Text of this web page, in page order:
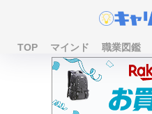
TOP マインド 職業図鑑